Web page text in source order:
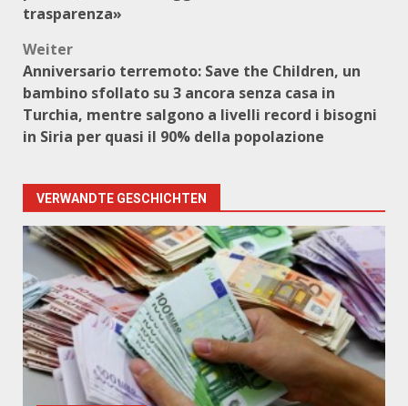
trasparenza»
Weiter
Anniversario terremoto: Save the Children, un
bambino sfollato su 3 ancora senza casa in
Turchia, mentre salgono a livelli record i bisogni
in Siria per quasi il 90% della popolazione
VERWANDTE GESCHICHTEN